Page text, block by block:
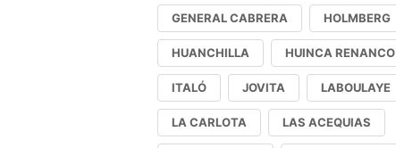
GENERAL CABRERA HOLMBERG
HUANCHILLA HUINCA RENANCO
ITALÓ JOVITA LABOULAYE
LA CARLOTA LAS ACEQUIAS